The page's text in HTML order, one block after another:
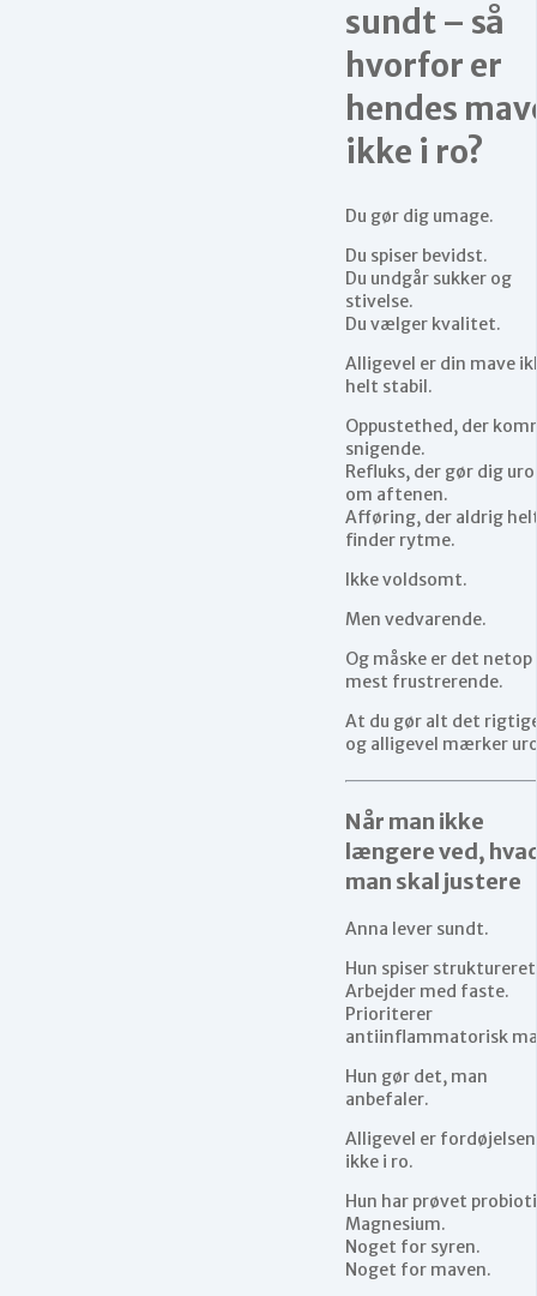
sundt – så
hvorfor er
hendes
ikke i ro?
Du gør dig umage.
Du spiser bevidst.
Du undgår sukker og
stivelse.
Du vælger kvalitet.
Alligevel er din mave
helt stabil.
Oppustethed, der
snigende.
Refluks, der gør dig
om aftenen.
Afføring, der aldrig
finder rytme.
Ikke voldsomt.
Men vedvarende.
Og måske er det
mest frustrerende.
At du gør alt det
og alligevel mærker
Når man ikke
længere ved,
man skal justere
Anna lever sundt.
Hun spiser
Arbejder med faste.
Prioriterer
antiinflammatorisk
Hun gør det, man
anbefaler.
Alligevel er fordøjelsen
ikke i ro.
Hun har prøvet
Magnesium.
Noget for syren.
Noget for maven.